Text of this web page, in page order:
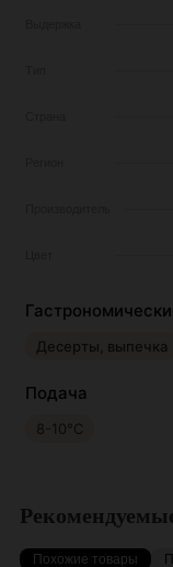
Десерты, выпечка
Подача
8-10°С
Похожие товары